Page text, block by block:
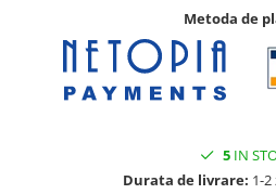
Incarcare, descarcare si afisare
Accesorii baterii si acumulatori
Module atasabile Arduino
Metoda de
5 IN
Durata de livrare: 1-